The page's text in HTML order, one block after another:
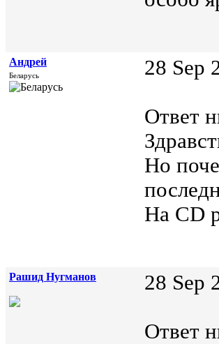
Андрей
Беларусь 28 Sep
Ответ
Но
На CD
Рашид Нугманов 28 Sep
Ответ